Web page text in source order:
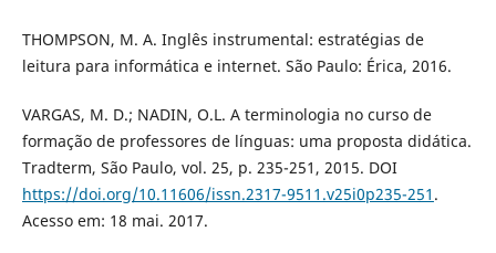
THOMPSON, M. A. Inglês instrumental: estratégias de
leitura para informática e internet. São Paulo: Érica, 2016.
VARGAS, M. D.; NADIN, O.L. A terminologia no curso de
formação de professores de línguas: uma proposta didática.
Tradterm, São Paulo, vol. 25, p. 235-251, 2015. DOI
https://doi.org/10.11606/issn.2317-9511.v25i0p235-251 .
Acesso em: 18 mai. 2017.